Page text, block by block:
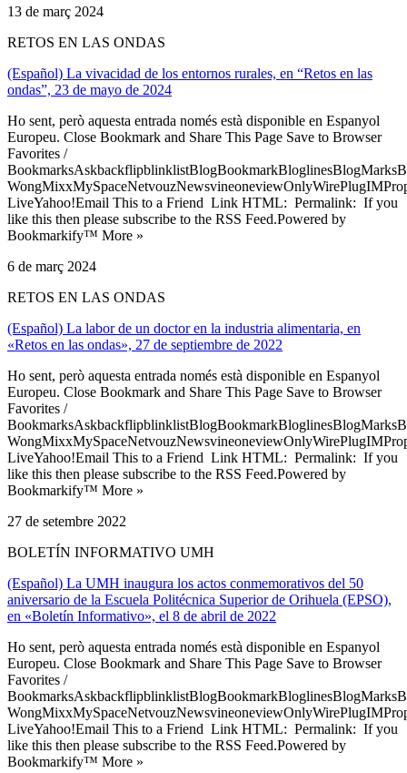
13 de març 2024
RETOS EN LAS ONDAS
(Español) La vivacidad de los entornos rurales, en “Retos en las
ondas”, 23 de mayo de 2024
Ho sent, però aquesta entrada només està disponible en Espanyol
Europeu. Close Bookmark and Share This Page Save to Browser
Favorites /
LiveYahoo!Email This to a Friend Link HTML: Permalink: If you
like this then please subscribe to the RSS Feed.Powered by
Bookmarkify™ More »
6 de març 2024
RETOS EN LAS ONDAS
(Español) La labor de un doctor en la industria alimentaria, en
«Retos en las ondas», 27 de septiembre de 2022
Ho sent, però aquesta entrada només està disponible en Espanyol
Europeu. Close Bookmark and Share This Page Save to Browser
Favorites /
LiveYahoo!Email This to a Friend Link HTML: Permalink: If you
like this then please subscribe to the RSS Feed.Powered by
Bookmarkify™ More »
27 de setembre 2022
BOLETÍN INFORMATIVO UMH
(Español) La UMH inaugura los actos conmemorativos del 50
aniversario de la Escuela Politécnica Superior de Orihuela (EPSO),
en «Boletín Informativo», el 8 de abril de 2022
Ho sent, però aquesta entrada només està disponible en Espanyol
Europeu. Close Bookmark and Share This Page Save to Browser
Favorites /
LiveYahoo!Email This to a Friend Link HTML: Permalink: If you
like this then please subscribe to the RSS Feed.Powered by
Bookmarkify™ More »